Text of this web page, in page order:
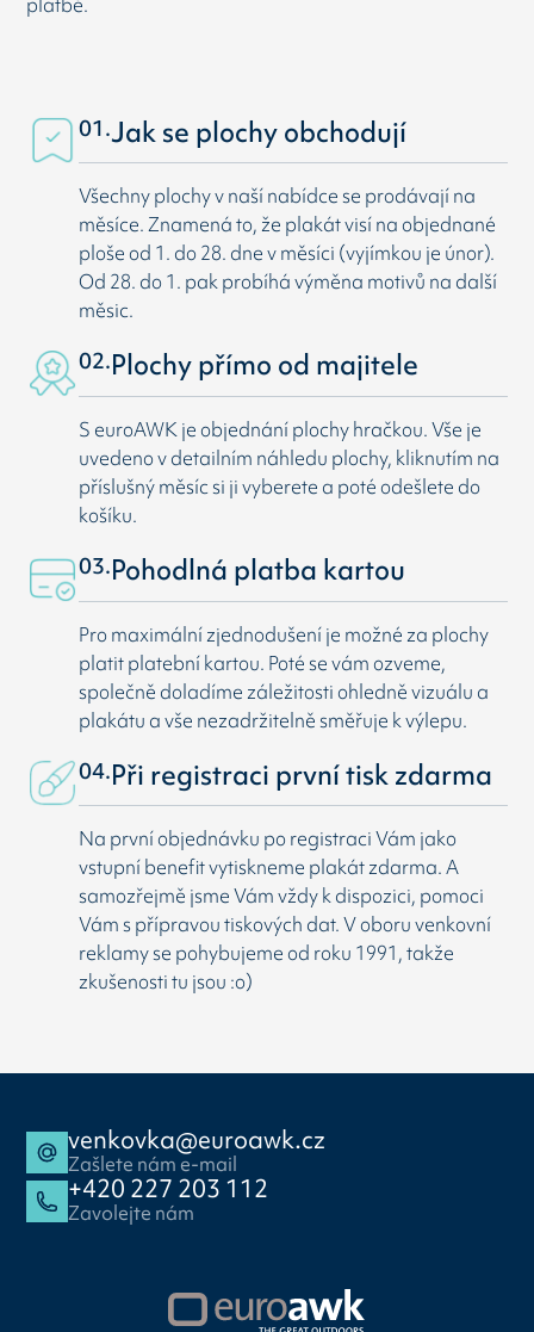
01.Jak se plochy obchodují
Všechny plochy v naší nabídce se prodávají na
měsíce. Znamená to, že plakát visí na objednané
ploše od 1. do 28. dne v měsíci (vyjímkou je únor).
Od 28. do 1. pak probíhá výměna motivů na další
měsic.
02.Plochy přímo od majitele
S euroAWK je objednání plochy hračkou. Vše je
uvedeno v detailním náhledu plochy, kliknutím na
příslušný měsíc si ji vyberete a poté odešlete do
košíku.
03.Pohodlná platba kartou
Pro maximální zjednodušení je možné za plochy
platit platební kartou. Poté se vám ozveme,
společně doladíme záležitosti ohledně vizuálu a
plakátu a vše nezadržitelně směřuje k výlepu.
04.Při registraci první tisk zdarma
Na první objednávku po registraci Vám jako
vstupní benefit vytiskneme plakát zdarma. A
samozřejmě jsme Vám vždy k dispozici, pomoci
Vám s přípravou tiskových dat. V oboru venkovní
reklamy se pohybujeme od roku 1991, takže
zkušenosti tu jsou :o)
venkovka@euroawk.cz
Zašlete nám e-mail
+420 227 203 112
Zavolejte nám